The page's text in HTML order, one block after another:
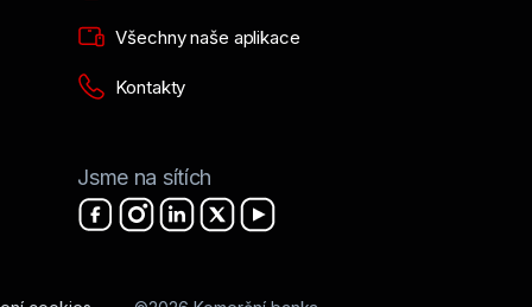
Všechny naše aplikace
Kontakty
Jsme na sítích